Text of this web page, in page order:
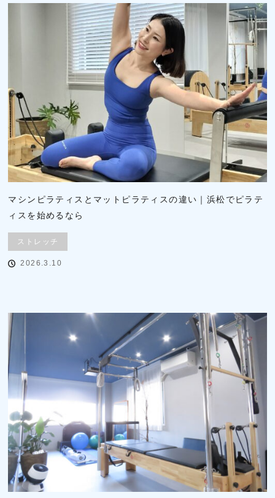
マシンピラティスとマットピラティスの違い｜浜松でピラテ
ィスを始めるなら
ストレッチ
2026.3.10